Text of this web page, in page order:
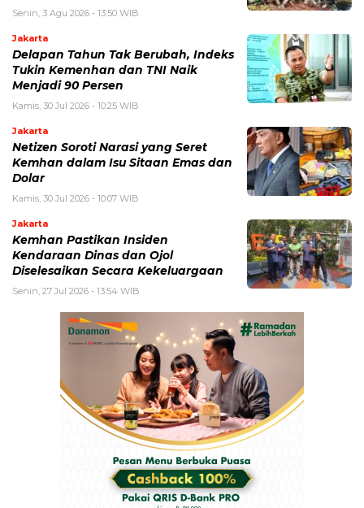
Senin, 3 Agu 2026 - 13:50 WIB
Jakarta
Delapan Tahun Tak Berubah, Indeks
Tukin Kemenhan dan TNI Naik
Menjadi 90 Persen
Kamis, 30 Jul 2026 - 10:25 WIB
Jakarta
Netizen Soroti Narasi yang Seret
Kemhan dalam Isu Sitaan Emas dan
Dolar
Kamis, 30 Jul 2026 - 10:07 WIB
Jakarta
Kemhan Pastikan Insiden
Kendaraan Dinas dan Ojol
Diselesaikan Secara Kekeluargaan
Senin, 27 Jul 2026 - 13:54 WIB